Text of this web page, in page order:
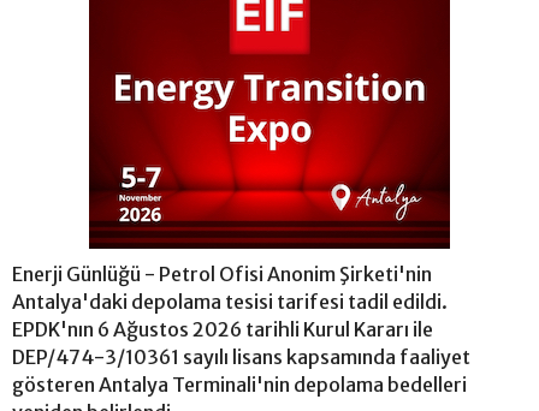
Enerji Günlüğü - Petrol Ofisi Anonim Şirketi'nin
Antalya'daki depolama tesisi tarifesi tadil edildi.
EPDK'nın 6 Ağustos 2026 tarihli Kurul Kararı ile
DEP/474-3/10361 sayılı lisans kapsamında faaliyet
gösteren Antalya Terminali'nin depolama bedelleri